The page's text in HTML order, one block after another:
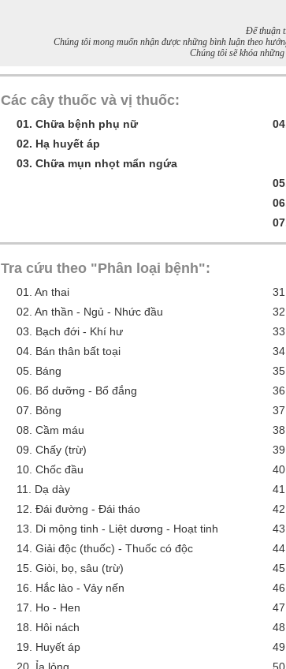
Để thuận
Chúng tôi mong muốn nhận được những bình luận theo
Chúng tôi sẽ khóa
Các cây thuốc và vị thuốc:
01. Chữa bệnh phụ nữ
02. Hạ huyết áp
03. Chữa mụn nhọt mẩn ngứa
Tra cứu theo "Phân loại bệnh":
01. An thai
02. An thần - Ngủ - Nhức đầu
03. Bạch đới - Khí hư
04. Bán thân bất toại
05. Báng
06. Bổ dưỡng - Bổ đắng
07. Bỏng
08. Cầm máu
09. Chấy (trừ)
10. Chốc đầu
11. Dạ dày
12. Đái đường - Đái tháo
13. Di mộng tinh - Liệt dương - Hoạt tinh
14. Giải độc (thuốc) - Thuốc có độc
15. Giòi, bọ, sâu (trừ)
16. Hắc lào - Vảy nến
17. Ho - Hen
18. Hôi nách
19. Huyết áp
31.
32.
33.
34.
35.
36.
37.
38.
39.
40.
41.
42.
43.
44.
45.
46.
47.
48.
49.